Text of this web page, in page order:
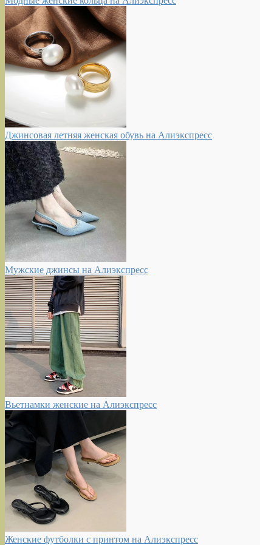
Джинсовая летняя женская обувь на Алиэкспресс
Мужские джинсы на Алиэкспресс
Вьетнамки женские на Алиэкспресс
Женские футболки с принтом на Алиэкспресс